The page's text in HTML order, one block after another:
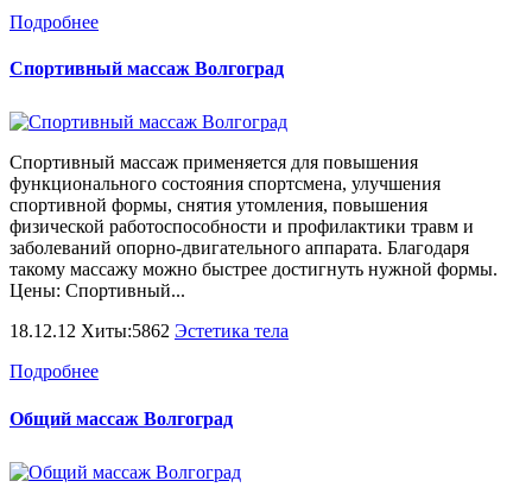
Подробнее
Спортивный массаж Волгоград
Спортивный массаж применяется для повышения
функционального состояния спортсмена, улучшения
спортивной формы, снятия утомления, повышения
физической работоспособности и профилактики травм и
заболеваний опорно-двигательного аппарата. Благодаря
такому массажу можно быстрее достигнуть нужной формы.
Цены: Спортивный...
18.12.12 Хиты:5862 Эстетика тела
Подробнее
Общий массаж Волгоград